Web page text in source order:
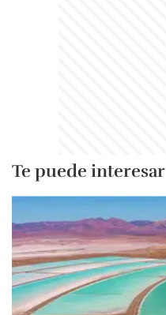
Te puede interesar